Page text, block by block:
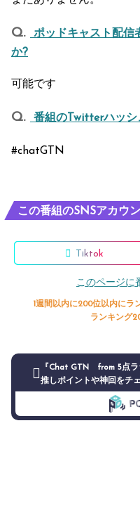
ポッドキャスト配信
か?
可能です
番組のTwitterハッシ
#chatGTN
この番組のSNSアカウ
Tiktok
このページに
1週間以内に200位以内にラ
ランキング
『Chat GTN from 5点
推しポイントや神回をチ